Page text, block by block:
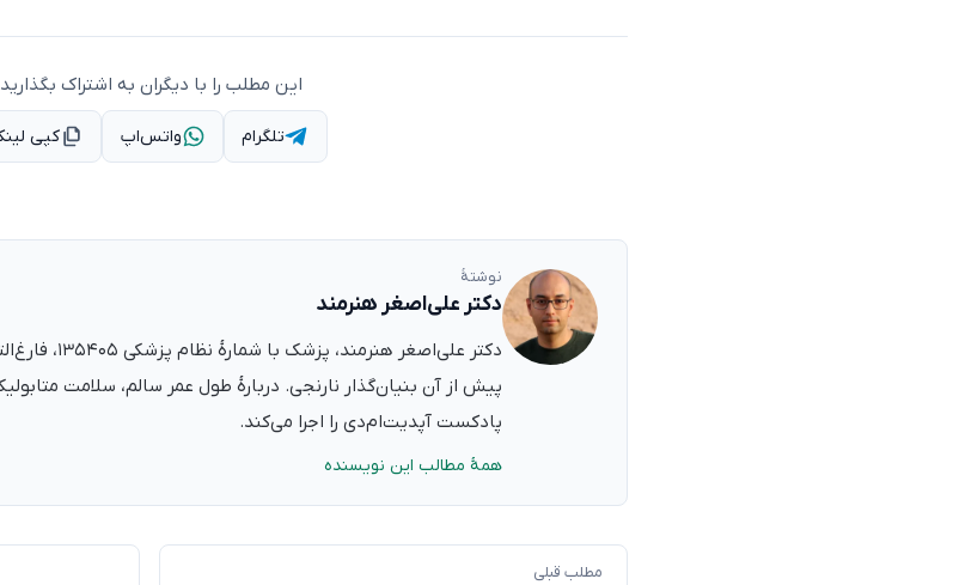
این مطلب را با دیگران به اشتراک
تلگرام واتس‌اپ کپی
نوشتهٔ
دکتر علی‌اصغر هنرمند
پیش از آن بنیان‌گذار نارنجی. دربارهٔ طول عمر سالم، سلامت
پادکست آپدیت‌ام‌دی را اجرا می‌کند.
همهٔ مطالب این نویسنده
مطلب قبلی